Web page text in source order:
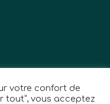
votre confort de
tout”, vous acceptez